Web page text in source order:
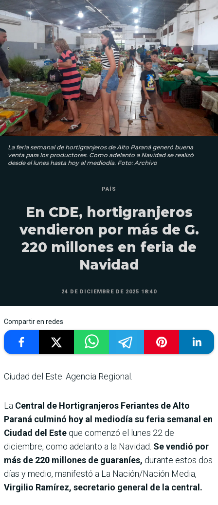
La feria semanal de hortigranjeros de Alto Paraná generó buena
venta para los productores. Como adelanto a Navidad se realizó
desde el lunes hasta hoy al mediodía. Foto: Archivo
PAÍS
En CDE, hortigranjeros
vendieron por más de G.
220 millones en feria de
Navidad
24 DE DICIEMBRE DE 2025 18:40
Compartir en redes
Ciudad del Este. Agencia Regional.
La Central de Hortigranjeros Feriantes de Alto
Paraná culminó hoy al mediodía su feria semanal en
Ciudad del Este que comenzó el lunes 22 de
diciembre, como adelanto a la Navidad. Se vendió por
más de 220 millones de guaraníes, durante estos dos
días y medio, manifestó a La Nación/Nación Media,
Virgilio Ramírez, secretario general de la central.